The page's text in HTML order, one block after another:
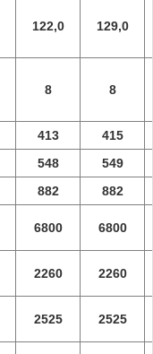
122,0 129,0
8 8
413
415
548
549
882 882
6800 6800
2260 2260
2525 2525